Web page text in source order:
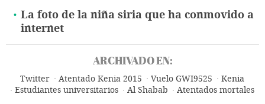
La foto de la niña siria que ha conmovido a
internet
ARCHIVADO EN:
Twitter Atentado Kenia 2015 Vuelo GWI9525
Kenia
Estudiantes universitarios
Al Shabab
Atentados mortales